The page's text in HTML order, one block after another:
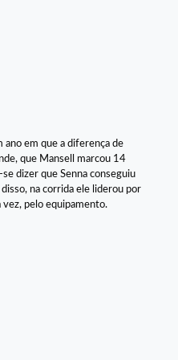
ano em que a diferença de
que Mansell marcou 14
dizer que Senna conseguiu
na corrida ele liderou por
pelo equipamento.